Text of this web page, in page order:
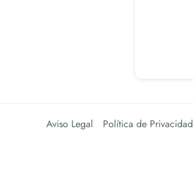
Aviso Legal Política de Privacidad